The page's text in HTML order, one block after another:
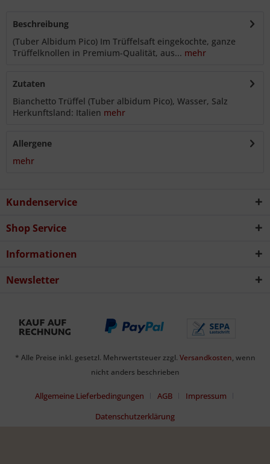
Beschreibung
(Tuber Albidum Pico) Im Trüffelsaft eingekochte, ganze
Trüffelknollen in Premium-Qualität, aus... mehr
Zutaten
Bianchetto Trüffel (Tuber albidum Pico), Wasser, Salz
Herkunftsland: Italien mehr
Allergene
mehr
Kundenservice
Shop Service
Informationen
Newsletter
* Alle Preise inkl. gesetzl. Mehrwertsteuer zzgl. Versandkosten, wenn
nicht anders beschrieben
Allgemeine Lieferbedingungen AGB
Impressum
Datenschutzerklärung